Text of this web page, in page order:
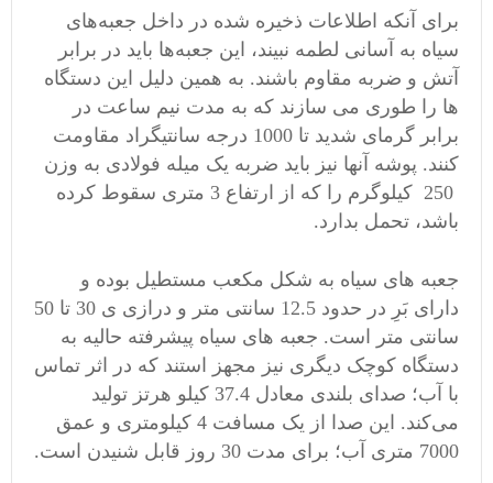
برای آنکه اطلاعات ذخیره شده در داخل جعبه‌های
سیاه به آسانی لطمه نبیند، این جعبه‌ها باید در برابر
آتش و ضربه مقاوم باشند. به همین دلیل این دستگاه
ها را طوری می ‌سازند که به مدت نیم ساعت در
برابر گرمای شدید تا 1000 درجه سانتیگراد مقاومت
کنند. پوشه آنها نیز باید ضربه یک میله فولادی به وزن
250 کیلوگرم را که از ارتفاع 3 متری سقوط کرده
باشد، تحمل بدارد.
جعبه‌ های سیاه به شکل مکعب مستطیل بوده و
دارای بَرِ در حدود 12.5 سانتی متر و درازی ی 30 تا 50
سانتی متر است. جعبه‌ های سیاه پیشرفته حالیه به
دستگاه کوچک دیگری نیز مجهز استند که در اثر تماس
با آب؛ صدای بلندی معادل 37.4 کیلو هرتز تولید
می‌کند. این صدا از یک مسافت 4 کیلومتری و عمق
7000 متری آب؛ برای مدت 30 روز قابل شنیدن است.